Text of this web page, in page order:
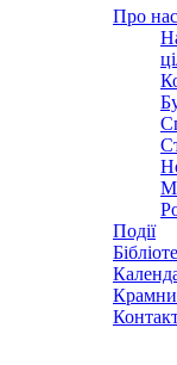
Про нас
Події